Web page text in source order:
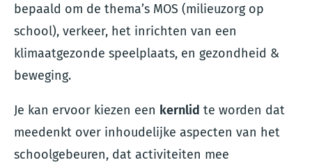
bepaald om de thema’s MOS (milieuzorg op
school), verkeer, het inrichten van een
klimaatgezonde speelplaats, en gezondheid &
beweging.
Je kan ervoor kiezen een kernlid te worden dat
meedenkt over inhoudelijke aspecten van het
schoolgebeuren, dat activiteiten mee